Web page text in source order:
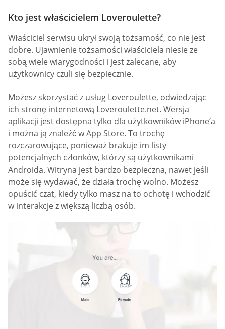
Kto jest właścicielem Loveroulette?
Właściciel serwisu ukrył swoją tożsamość, co nie jest
dobre. Ujawnienie tożsamości właściciela niesie ze
sobą wiele wiarygodności i jest zalecane, aby
użytkownicy czuli się bezpiecznie.
Możesz skorzystać z usług Loveroulette, odwiedzając
ich stronę internetową Loveroulette.net. Wersja
aplikacji jest dostępna tylko dla użytkowników iPhone’a
i można ją znaleźć w App Store. To trochę
rozczarowujące, ponieważ brakuje im listy
potencjalnych członków, którzy są użytkownikami
Androida. Witryna jest bardzo bezpieczna, nawet jeśli
może się wydawać, że działa trochę wolno. Możesz
opuścić czat, kiedy tylko masz na to ochotę i wchodzić
w interakcje z większą liczbą osób.